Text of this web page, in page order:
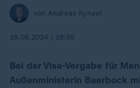
von Andreas Kynast
16.08.2024 | 18:55
Bei der Visa-Vergabe für
Außenministerin Baerbock